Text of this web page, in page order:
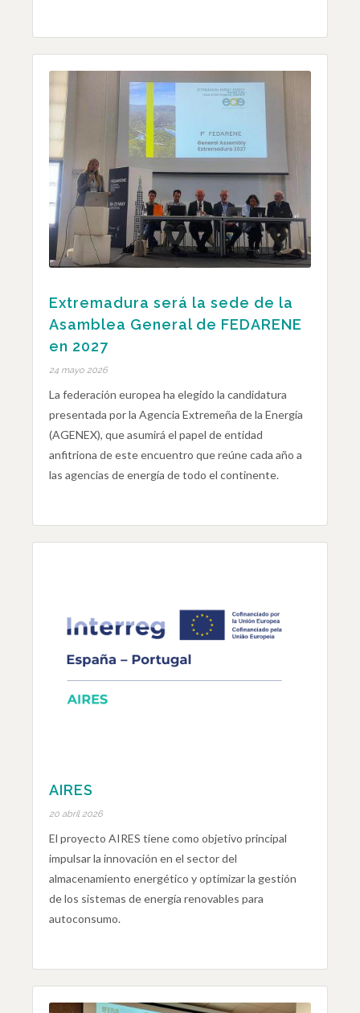
Extremadura será la sede de la
Asamblea General de FEDARENE
en 2027
24 mayo 2026
La federación europea ha elegido la candidatura
presentada por la Agencia Extremeña de la Energía
(AGENEX), que asumirá el papel de entidad
anfitriona de este encuentro que reúne cada año a
las agencias de energía de todo el continente.
AIRES
20 abril 2026
El proyecto AIRES tiene como objetivo principal
impulsar la innovación en el sector del
almacenamiento energético y optimizar la gestión
de los sistemas de energía renovables para
autoconsumo.